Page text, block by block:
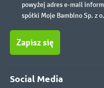
powyżej adres e-mail
spółki Moje Bambino Sp. z
Zapisz się
Social Media